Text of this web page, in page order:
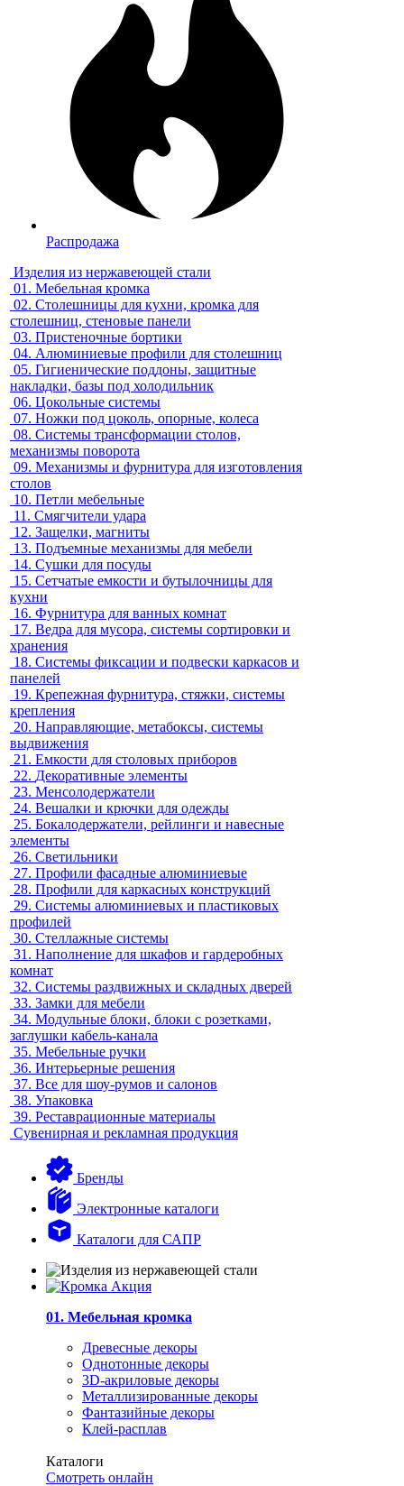
Распродажа
Изделия из нержавеющей стали
01. Мебельная кромка
02. Столешницы для кухни, кромка для
столешниц, стеновые панели
03. Пристеночные бортики
04. Алюминиевые профили для столешниц
05. Гигиенические поддоны, защитные
накладки, базы под холодильник
06. Цокольные системы
07. Ножки под цоколь, опорные, колеса
08. Системы трансформации столов,
механизмы поворота
09. Механизмы и фурнитура для изготовления
столов
10. Петли мебельные
11. Смягчители удара
12. Защелки, магниты
13. Подъемные механизмы для мебели
14. Сушки для посуды
15. Сетчатые емкости и бутылочницы для
кухни
16. Фурнитура для ванных комнат
17. Ведра для мусора, системы сортировки и
хранения
18. Системы фиксации и подвески каркасов и
панелей
19. Крепежная фурнитура, стяжки, системы
крепления
20. Направляющие, метабоксы, системы
выдвижения
21. Емкости для столовых приборов
22. Декоративные элементы
23. Менсолодержатели
24. Вешалки и крючки для одежды
25. Бокалодержатели, рейлинги и навесные
элементы
26. Светильники
27. Профили фасадные алюминиевые
28. Профили для каркасных конструкций
29. Системы алюминиевых и пластиковых
профилей
30. Стеллажные системы
31. Наполнение для шкафов и гардеробных
комнат
32. Системы раздвижных и складных дверей
33. Замки для мебели
34. Модульные блоки, блоки с розетками,
заглушки кабель-канала
35. Мебельные ручки
36. Интерьерные решения
37. Все для шоу-румов и салонов
38. Упаковка
39. Реставрационные материалы
Сувенирная и рекламная продукция
Бренды
Электронные каталоги
Каталоги для САПР
01. Мебельная кромка
Древесные декоры
Однотонные декоры
3D-акриловые декоры
Металлизированные декоры
Фантазийные декоры
Клей-расплав
Каталоги
Смотреть онлайн